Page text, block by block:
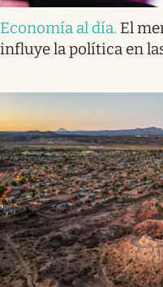
Economía al día. El
influye la política en